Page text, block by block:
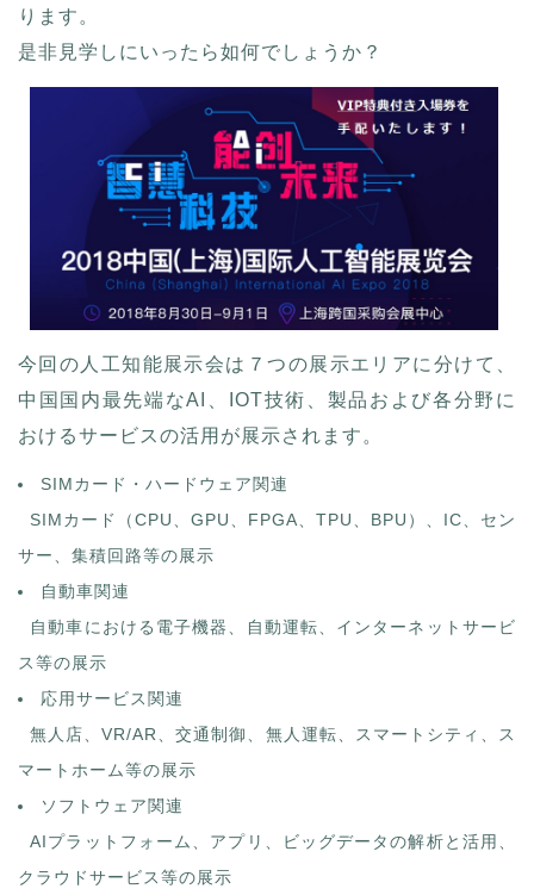
ります。
是非見学しにいったら如何でしょうか？
今回の人工知能展示会は７つの展示エリアに分けて、
中国国内最先端なAI、IOT技術、製品および各分野に
おけるサービスの活用が展示されます。
SIMカード・ハードウェア関連
SIMカード（CPU、GPU、FPGA、TPU、BPU）、IC、セン
サー、集積回路等の展示
自動車関連
自動車における電子機器、自動運転、インターネットサービ
ス等の展示
応用サービス関連
無人店、VR/AR、交通制御、無人運転、スマートシティ、ス
マートホーム等の展示
ソフトウェア関連
AIプラットフォーム、アプリ、ビッグデータの解析と活用、
クラウドサービス等の展示